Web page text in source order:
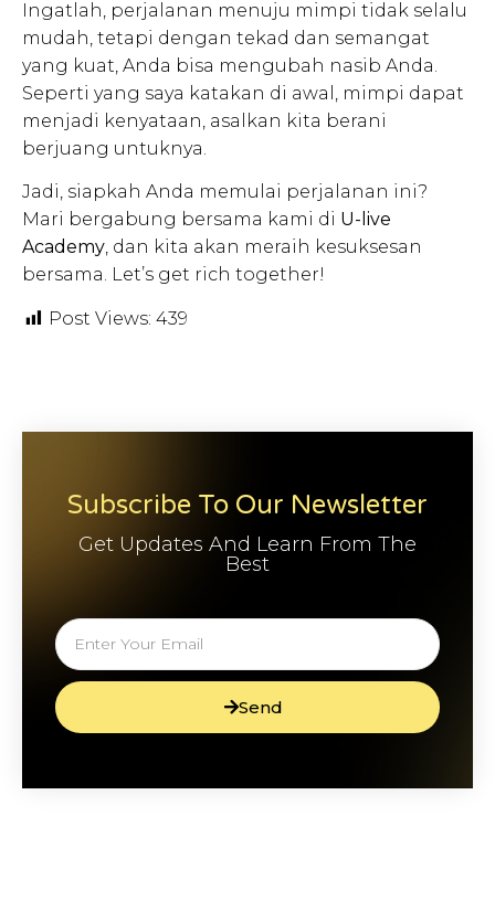
Ingatlah, perjalanan menuju mimpi tidak selalu
mudah, tetapi dengan tekad dan semangat
yang kuat, Anda bisa mengubah nasib Anda.
Seperti yang saya katakan di awal, mimpi dapat
menjadi kenyataan, asalkan kita berani
berjuang untuknya.
Jadi, siapkah Anda memulai perjalanan ini?
Mari bergabung bersama kami di U-live
Academy, dan kita akan meraih kesuksesan
bersama. Let’s get rich together!
Post Views: 439
Subscribe To Our Newsletter
Get Updates And Learn From The
Best
Send